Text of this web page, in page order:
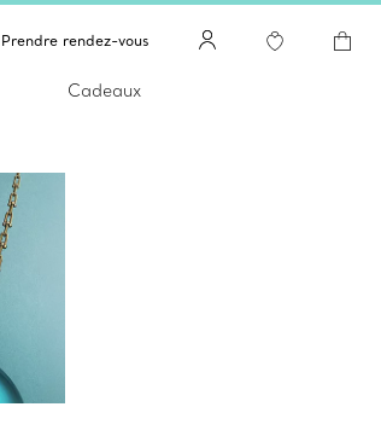
Prendre rendez-vous
Cadeaux